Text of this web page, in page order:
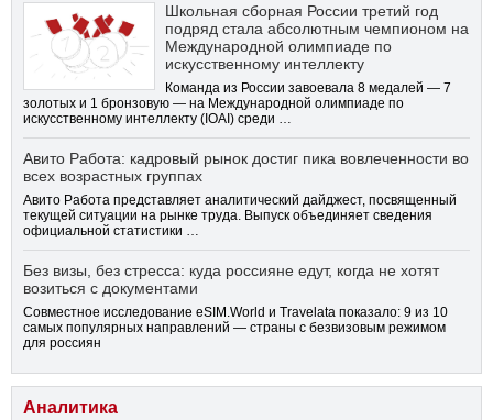
Школьная сборная России третий год
подряд стала абсолютным чемпионом на
Международной олимпиаде по
искусственному интеллекту
Команда из России завоевала 8 медалей — 7
золотых и 1 бронзовую — на Международной олимпиаде по
искусственному интеллекту (IOAI) среди …
Авито Работа: кадровый рынок достиг пика вовлеченности во
всех возрастных группах
Авито Работа представляет аналитический дайджест, посвященный
текущей ситуации на рынке труда. Выпуск объединяет сведения
официальной статистики …
Без визы, без стресса: куда россияне едут, когда не хотят
возиться с документами
Совместное исследование eSIM.World и Travelata показало: 9 из 10
самых популярных направлений — страны с безвизовым режимом
для россиян
Аналитика